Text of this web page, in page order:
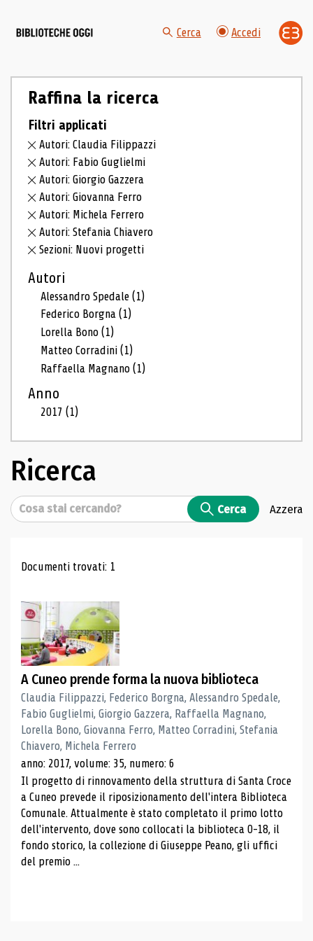
Cerca Accedi
Raffina la ricerca
Filtri applicati
Autori: Claudia Filippazzi
Autori: Fabio Guglielmi
Autori: Giorgio Gazzera
Autori: Giovanna Ferro
Autori: Michela Ferrero
Autori: Stefania Chiavero
Sezioni: Nuovi progetti
Autori
Alessandro Spedale(1)
Federico Borgna(1)
Lorella Bono(1)
Matteo Corradini(1)
Raffaella Magnano(1)
Anno
2017(1)
Ricerca
Cerca Cerca Azzera
Risultati di ricerca
Documenti trovati: 1
A Cuneo prende forma la nuova biblioteca
Claudia Filippazzi, Federico Borgna, Alessandro Spedale,
Fabio Guglielmi, Giorgio Gazzera, Raffaella Magnano,
Lorella Bono, Giovanna Ferro, Matteo Corradini, Stefania
Chiavero, Michela Ferrero
anno: 2017, volume: 35, numero: 6
Il progetto di rinnovamento della struttura di Santa Croce
a Cuneo prevede il riposizionamento dell'intera Biblioteca
Comunale. Attualmente è stato completato il primo lotto
dell'intervento, dove sono collocati la biblioteca 0-18, il
fondo storico, la collezione di Giuseppe Peano, gli uffici
del premio ...